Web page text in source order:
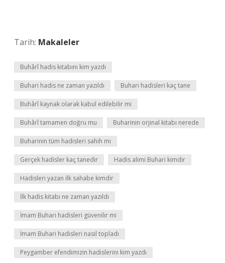
Tarih: Makaleler
Buhârî hadis kitabını kim yazdı
Buhari hadis ne zaman yazıldı Buhari hadisleri kaç tane
Buhârî kaynak olarak kabul edilebilir mi
Buhârî tamamen doğru mu Buharinin orjinal kitabı nerede
Buharinin tüm hadisleri sahih mi
Gerçek hadisler kaç tanedir Hadis alimi Buhari kimdir
Hadisleri yazan ilk sahabe kimdir
İlk hadis kitabı ne zaman yazıldı
İmam Buhari hadisleri güvenilir mi
İmam Buhari hadisleri nasıl topladı
Peygamber efendimizin hadislerini kim yazdı